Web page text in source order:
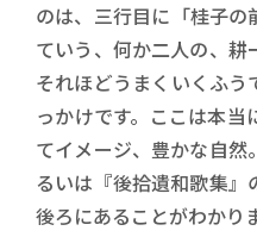
のは、三行目に「桂子の
ていう、何か二人の、耕
それほどうまくいくふう
っかけです。ここは本
てイメージ、豊かな自
るいは『後拾遺和歌集
後ろにあることがわかり